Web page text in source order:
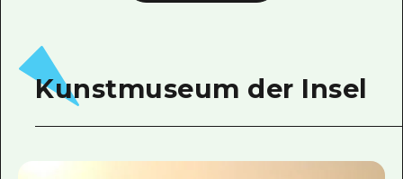
Kunstmuseum der Insel